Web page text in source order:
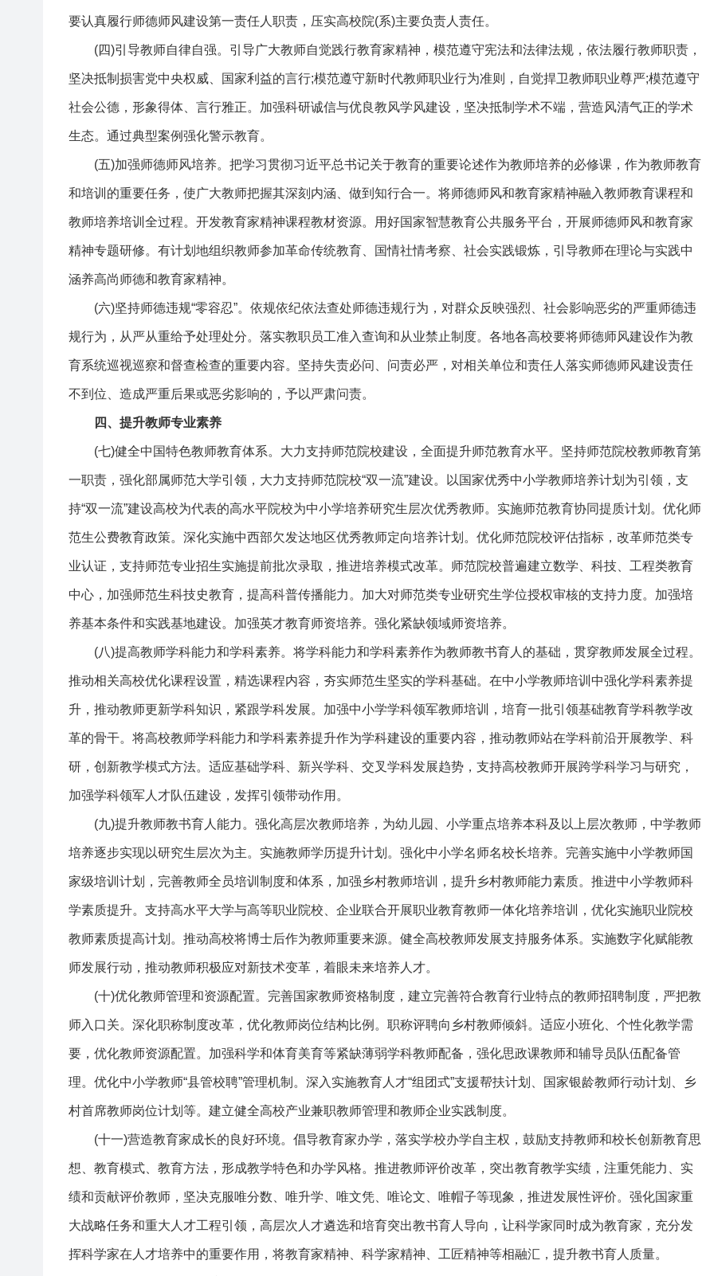
要认真履行师德师风建设第一责任人职责，压实高校院(系)主要负责人责任。
(四)引导教师自律自强。引导广大教师自觉践行教育家精神，模范遵守宪法和法律法规，依法履行教师职责，
坚决抵制损害党中央权威、国家利益的言行;模范遵守新时代教师职业行为准则，自觉捍卫教师职业尊严;模范遵守
社会公德，形象得体、言行雅正。加强科研诚信与优良教风学风建设，坚决抵制学术不端，营造风清气正的学术
生态。通过典型案例强化警示教育。
(五)加强师德师风培养。把学习贯彻习近平总书记关于教育的重要论述作为教师培养的必修课，作为教师教育
和培训的重要任务，使广大教师把握其深刻内涵、做到知行合一。将师德师风和教育家精神融入教师教育课程和
教师培养培训全过程。开发教育家精神课程教材资源。用好国家智慧教育公共服务平台，开展师德师风和教育家
精神专题研修。有计划地组织教师参加革命传统教育、国情社情考察、社会实践锻炼，引导教师在理论与实践中
涵养高尚师德和教育家精神。
(六)坚持师德违规“零容忍”。依规依纪依法查处师德违规行为，对群众反映强烈、社会影响恶劣的严重师德违
规行为，从严从重给予处理处分。落实教职员工准入查询和从业禁止制度。各地各高校要将师德师风建设作为教
育系统巡视巡察和督查检查的重要内容。坚持失责必问、问责必严，对相关单位和责任人落实师德师风建设责任
不到位、造成严重后果或恶劣影响的，予以严肃问责。
四、提升教师专业素养
(七)健全中国特色教师教育体系。大力支持师范院校建设，全面提升师范教育水平。坚持师范院校教师教育第
一职责，强化部属师范大学引领，大力支持师范院校“双一流”建设。以国家优秀中小学教师培养计划为引领，支
持“双一流”建设高校为代表的高水平院校为中小学培养研究生层次优秀教师。实施师范教育协同提质计划。优化师
范生公费教育政策。深化实施中西部欠发达地区优秀教师定向培养计划。优化师范院校评估指标，改革师范类专
业认证，支持师范专业招生实施提前批次录取，推进培养模式改革。师范院校普遍建立数学、科技、工程类教育
中心，加强师范生科技史教育，提高科普传播能力。加大对师范类专业研究生学位授权审核的支持力度。加强培
养基本条件和实践基地建设。加强英才教育师资培养。强化紧缺领域师资培养。
(八)提高教师学科能力和学科素养。将学科能力和学科素养作为教师教书育人的基础，贯穿教师发展全过程。
推动相关高校优化课程设置，精选课程内容，夯实师范生坚实的学科基础。在中小学教师培训中强化学科素养提
升，推动教师更新学科知识，紧跟学科发展。加强中小学学科领军教师培训，培育一批引领基础教育学科教学改
革的骨干。将高校教师学科能力和学科素养提升作为学科建设的重要内容，推动教师站在学科前沿开展教学、科
研，创新教学模式方法。适应基础学科、新兴学科、交叉学科发展趋势，支持高校教师开展跨学科学习与研究，
加强学科领军人才队伍建设，发挥引领带动作用。
(九)提升教师教书育人能力。强化高层次教师培养，为幼儿园、小学重点培养本科及以上层次教师，中学教师
培养逐步实现以研究生层次为主。实施教师学历提升计划。强化中小学名师名校长培养。完善实施中小学教师国
家级培训计划，完善教师全员培训制度和体系，加强乡村教师培训，提升乡村教师能力素质。推进中小学教师科
学素质提升。支持高水平大学与高等职业院校、企业联合开展职业教育教师一体化培养培训，优化实施职业院校
教师素质提高计划。推动高校将博士后作为教师重要来源。健全高校教师发展支持服务体系。实施数字化赋能教
师发展行动，推动教师积极应对新技术变革，着眼未来培养人才。
(十)优化教师管理和资源配置。完善国家教师资格制度，建立完善符合教育行业特点的教师招聘制度，严把教
师入口关。深化职称制度改革，优化教师岗位结构比例。职称评聘向乡村教师倾斜。适应小班化、个性化教学需
要，优化教师资源配置。加强科学和体育美育等紧缺薄弱学科教师配备，强化思政课教师和辅导员队伍配备管
理。优化中小学教师“县管校聘”管理机制。深入实施教育人才“组团式”支援帮扶计划、国家银龄教师行动计划、乡
村首席教师岗位计划等。建立健全高校产业兼职教师管理和教师企业实践制度。
(十一)营造教育家成长的良好环境。倡导教育家办学，落实学校办学自主权，鼓励支持教师和校长创新教育思
想、教育模式、教育方法，形成教学特色和办学风格。推进教师评价改革，突出教育教学实绩，注重凭能力、实
绩和贡献评价教师，坚决克服唯分数、唯升学、唯文凭、唯论文、唯帽子等现象，推进发展性评价。强化国家重
大战略任务和重大人才工程引领，高层次人才遴选和培育突出教书育人导向，让科学家同时成为教育家，充分发
挥科学家在人才培养中的重要作用，将教育家精神、科学家精神、工匠精神等相融汇，提升教书育人质量。